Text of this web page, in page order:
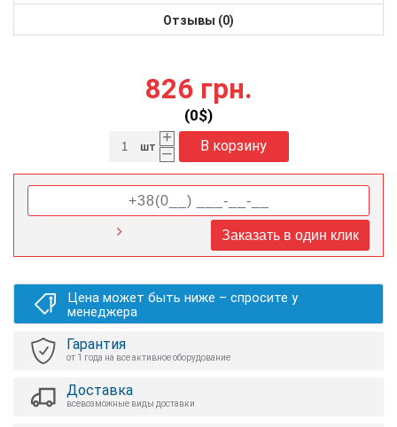
Отзывы (0)
826 грн.
(0$)
+
–
В корзину
шт
Заказать в один клик
Цена может быть ниже – спросите у
менеджера
Гарантия
от 1 года на все активное оборудование
Доставка
всевозможные виды доставки